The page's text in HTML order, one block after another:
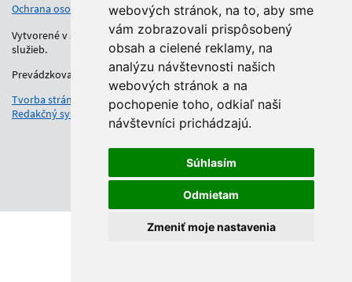
webových stránok, na to, aby sme
vám zobrazovali prispôsobený
obsah a cielené reklamy, na
analýzu návštevnosti našich
webových stránok a na
pochopenie toho, odkiaľ naši
návštevníci prichádzajú.
Súhlasím
Odmietam
Zmeniť moje nastavenia
Ochrana osobných údajov Vyhlásenie o prístupnosti
Kontakt
Vytvorené v súlade s Jednotným dizajn manuálom elektronických
služieb.
Prevádzkovateľom služby je Regionálny úrad školskej správy.
Tvorba stránok
: Aglo Solutions
Redakčný systém
: SysCom